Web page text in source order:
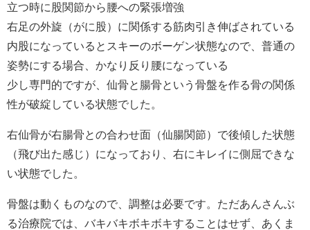
立つ時に股関節から腰への緊張増強
右足の外旋（がに股）に関係する筋肉引き伸ばされている
内股になっているとスキーのボーゲン状態なので、普通の
姿勢にする場合、かなり反り腰になっている
少し専門的ですが、仙骨と腸骨という骨盤を作る骨の関係
性が破綻している状態でした。
右仙骨が右腸骨との合わせ面（仙腸関節）で後傾した状態
（飛び出た感じ）になっており、右にキレイに側屈できな
い状態でした。
骨盤は動くものなので、調整は必要です。ただあんさんぶ
る治療院では、バキバキボキボキすることはせず、あくま